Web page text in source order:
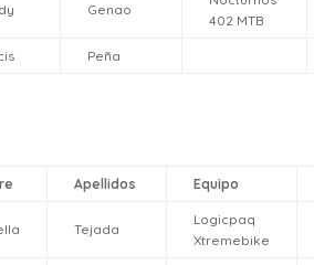
Genao
402 MTB
Peña
Apellidos Equipo
Tejada
Logicpaq
Xtremebike